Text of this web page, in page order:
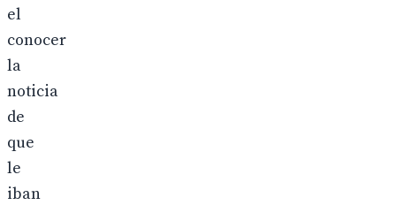
el
conocer
la
noticia
de
que
le
iban